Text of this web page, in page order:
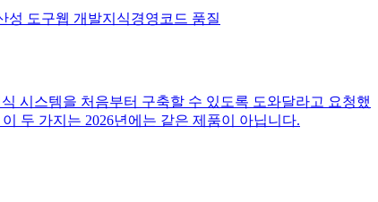
성 도구웹 개발지식경영 코드 품질
시스템을 처음부터 구축할 수 있도록 도와달라고 요청했
두 가지는 2026년에는 같은 제품이 아닙니다.